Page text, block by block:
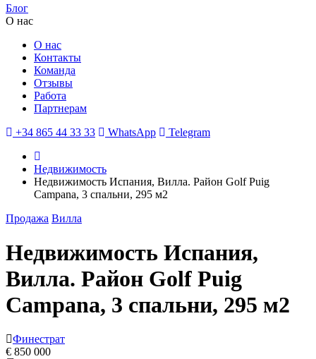
Блог
О нас
О нас
Контакты
Команда
Отзывы
Работа
Партнерам
+34 865 44 33 33
WhatsApp Telegram
Недвижимость
Недвижимость Испания, Вилла. Район Golf Puig
Campana, 3 спальни, 295 м2
Продажа Вилла
Недвижимость Испания,
Вилла. Район Golf Puig
Campana, 3 спальни, 295 м2
Финестрат
€ 850 000